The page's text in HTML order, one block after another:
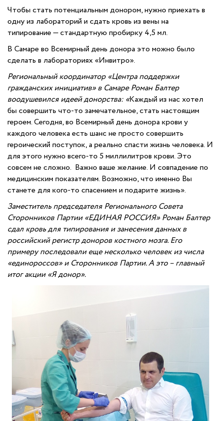
Чтобы стать потенциальным донором, нужно приехать в
одну из лабораторий и сдать кровь из вены на
типирование — стандартную пробирку 4,5 мл.
В Самаре во Всемирный день донора это можно было
сделать в лабораториях «Инвитро».
Региональный координатор «Центра поддержки
гражданских инициатив» в Самаре Роман Балтер
воодушевился идеей донорства: «Каждый из нас хотел
бы совершить что-то замечательное, стать настоящим
героем. Сегодня, во Всемирный день донора крови у
каждого человека есть шанс не просто совершить
героический поступок, а реально спасти жизнь человека. И
для этого нужно всего-то 5 миллилитров крови. Это
совсем не сложно. Важно ваше желание. И совпадение по
медицинским показателям. Возможно, что именно Вы
станете для кого-то спасением и подарите жизнь».
Заместитель председателя Регионального Совета
Сторонников Партии «ЕДИНАЯ РОССИЯ» Роман Балтер
сдал кровь для типирования и занесения данных в
российский регистр доноров костного мозга. Его
примеру последовали еще несколько человек из числа
«единороссов» и Сторонников Партии. А это – главный
итог акции «Я донор».